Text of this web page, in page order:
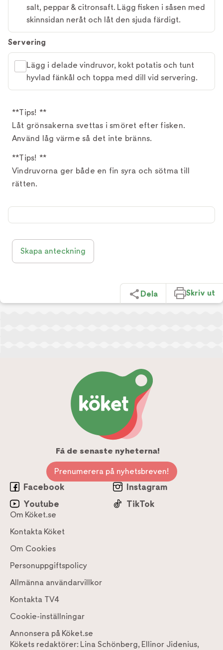
salt, peppar & citronsaft. Lägg fisken i såsen med
skinnsidan neråt och låt den sjuda färdigt.
Servering
Lägg i delade vindruvor, kokt potatis och tunt
hyvlad fänkål och toppa med dill vid servering.
**Tips! **
Låt grönsakerna svettas i smöret efter fisken.
Använd låg värme så det inte bränns.
**Tips! **
Vindruvorna ger både en fin syra och sötma till
rätten.
Skapa anteckning
Dela Skriv ut
Få de senaste nyheterna!
Prenumerera på nyhetsbreven!
Facebook
Instagram
Youtube
TikTok
Om Köket.se
Kontakta Köket
Om Cookies
Personuppgiftspolicy
Allmänna användarvillkor
Kontakta TV4
Cookie-inställningar
Annonsera på Köket.se
Kökets redaktörer: Lina Schönberg, Ellinor Jidenius,